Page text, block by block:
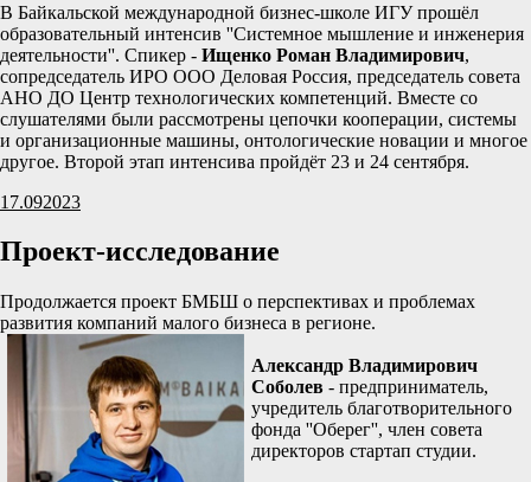
В Байкальской международной бизнес-школе ИГУ прошёл
образовательный интенсив ''Системное мышление и инженерия
деятельности''. Спикер - Ищенко Роман Владимирович,
сопредседатель ИРО ООО Деловая Россия, председатель совета
АНО ДО Центр технологических компетенций. Вместе со
слушателями были рассмотрены цепочки кооперации, системы
и организационные машины, онтологические новации и многое
другое. Второй этап интенсива пройдёт 23 и 24 сентября.
17.092023
Проект-исследование
Продолжается проект БМБШ о перспективах и проблемах
развития компаний малого бизнеса в регионе.
Александр Владимирович
Соболев - предприниматель,
учредитель благотворительного
фонда ''Оберег'', член совета
директоров стартап студии.